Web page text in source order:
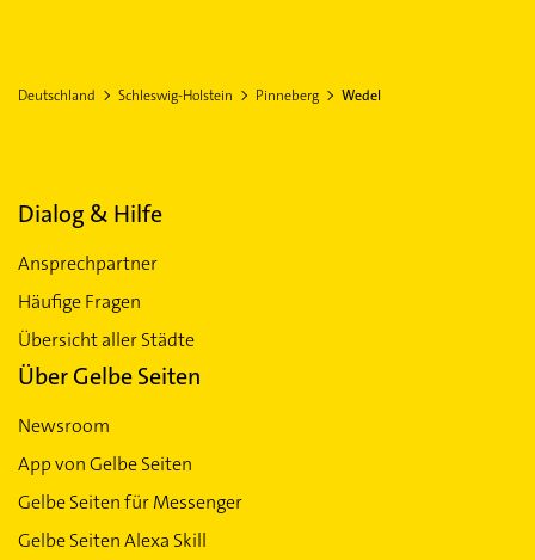
Deutschland Schleswig-Holstein Pinneberg Wedel
Dialog & Hilfe
Ansprechpartner
Häufige Fragen
Übersicht aller Städte
Über Gelbe Seiten
Newsroom
App von Gelbe Seiten
Gelbe Seiten für Messenger
Gelbe Seiten Alexa Skill